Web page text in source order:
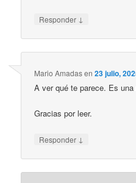
Responder ↓
Mario Amadasen23 julio,
A ver qué te parece. Es una
Gracias por leer.
Responder ↓